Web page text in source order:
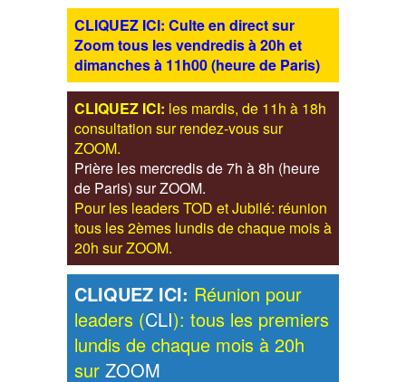
CLIQUEZ ICI: Culte en direct sur
Zoom tous les vendredis à 20h et
dimanches à 11h00 (heure de Paris)
CLIQUEZ ICI: les mardis, de 11h à 18h
consultation sur rendez-vous sur
ZOOM.
Prière les mercredis de 7h à 8h (heure
de Paris) sur ZOOM.
Pour les leaders TOD et Jubilé: réunion
tous les 2èmes lundis de chaque mois à
20h sur ZOOM.
CLIQUEZ ICI: Réunion pour
leaders (CLI): tous les premiers
lundis de chaque mois à 20h
sur ZOOM